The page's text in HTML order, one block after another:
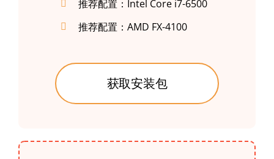
推荐配置：Intel Core i7-6500
推荐配置：AMD FX-4100
获取安装包